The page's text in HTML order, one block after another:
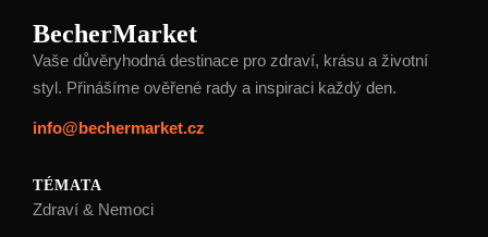
BecherMarket
Vaše důvěryhodná destinace pro zdraví, krásu a životní
styl. Přinášíme ověřené rady a inspiraci každý den.
info@bechermarket.cz
TÉMATA
Zdraví & Nemoci